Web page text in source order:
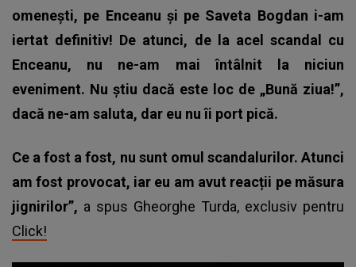
omenești, pe Enceanu și pe Saveta Bogdan i-am
iertat definitiv! De atunci, de la acel scandal cu
Enceanu, nu ne-am mai întâlnit la niciun
eveniment. Nu știu dacă este loc de „Bună ziua!”,
dacă ne-am saluta, dar eu nu îi port pică.
Ce a fost a fost, nu sunt omul scandalurilor. Atunci
am fost provocat, iar eu am avut reacții pe măsura
jignirilor”, a spus Gheorghe Turda, exclusiv pentru
Click!